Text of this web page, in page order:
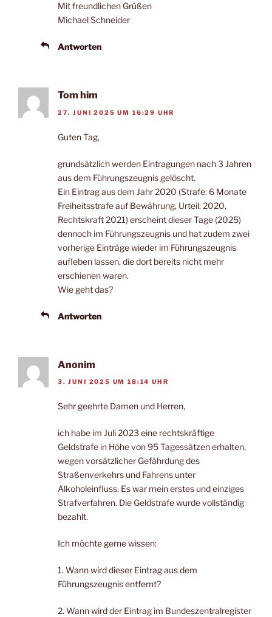
Mit freundlichen Grüßen
Michael Schneider
Antworten
Tom him
27. JUNI 2025 UM 16:29 UHR
Guten Tag,
grundsätzlich werden Eintragungen nach 3 Jahren
aus dem Führungszeugnis gelöscht.
Ein Eintrag aus dem Jahr 2020 (Strafe: 6 Monate
Freiheitsstrafe auf Bewährung, Urteil: 2020,
Rechtskraft 2021) erscheint dieser Tage (2025)
dennoch im Führungszeugnis und hat zudem zwei
vorherige Einträge wieder im Führungszeugnis
aufleben lassen, die dort bereits nicht mehr
erschienen waren.
Wie geht das?
Antworten
Anonim
3. JUNI 2025 UM 18:14 UHR
Sehr geehrte Damen und Herren,
ich habe im Juli 2023 eine rechtskräftige
Geldstrafe in Höhe von 95 Tagessätzen erhalten,
wegen vorsätzlicher Gefährdung des
Straßenverkehrs und Fahrens unter
Alkoholeinfluss. Es war mein erstes und einziges
Strafverfahren. Die Geldstrafe wurde vollständig
bezahlt.
Ich möchte gerne wissen:
1. Wann wird dieser Eintrag aus dem
Führungszeugnis entfernt?
2. Wann wird der Eintrag im Bundeszentralregister